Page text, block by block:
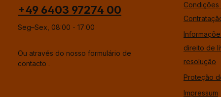
+49 6403 97274 00
Seg–Sex, 08:00 - 17:00
Ou através do nosso formulário de
contacto .
Condições
direito de
resolução
Proteção
Impressum